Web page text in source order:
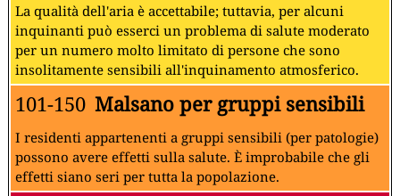
La qualità dell'aria è accettabile; tuttavia, per alcuni
inquinanti può esserci un problema di salute moderato
per un numero molto limitato di persone che sono
insolitamente sensibili all'inquinamento atmosferico.
101-150 Malsano per gruppi sensibili
I residenti appartenenti a gruppi sensibili (per patologie)
possono avere effetti sulla salute. È improbabile che gli
effetti siano seri per tutta la popolazione.